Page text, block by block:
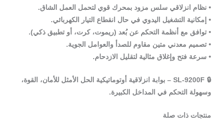
• نظام انزلاقي سلس مزود بمحرك قوي لتحمل العمل الشاق.
• إمكانية التشغيل اليدوي في حال انقطاع التيار الكهربائي.
• توافق مع أنظمة التحكم عن بُعد (ريموت، كرت، أو تطبيق ذكي).
• تصميم معدني متين مقاوم للصدأ والعوامل الجوية.
• سرعة فتح وإغلاق مثالية لتقليل الازدحام.
🔒 SL-9200F – بوابة انزلاقية أوتوماتيكية
الحل الأمثل للأمان، القوة،
وسهولة التحكم في المداخل الكبيرة.
منتجات ذات صلة